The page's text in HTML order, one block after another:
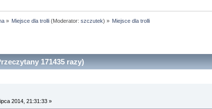
» Miejsce dla trolli (Moderator:szczutek) » Miejsce dla trolli
171435 razy)
2014, 21:31:33 »